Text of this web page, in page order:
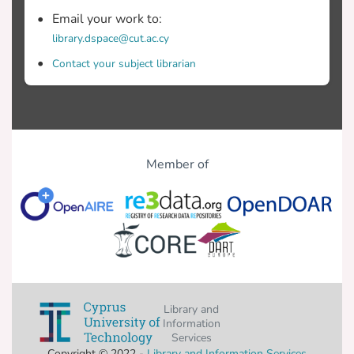
Περιπέτειας, δύο (Ρομαντικές)
Κωμωδίες, δύο ταινίες (Επιστημονικής)
Φαντασίας και δύο ταινίες Θρίλερ ή
Τρόμου (Neale, 2000), οι οποίες
επιλέχθηκαν μέσω τυχαίας
Email your work to:
library.dspace@cut.ac.cy
Contact your subject librarian
Member of
Library and
Information
Services